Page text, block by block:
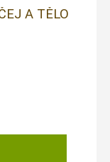
A TĚLO